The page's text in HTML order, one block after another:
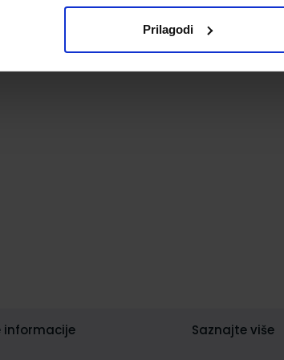
Prilagodi
informacije Saznajte više